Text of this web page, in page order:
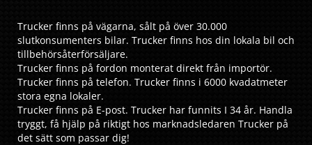
Trucker finns på vägarna, sålt på över 30.000
slutkonsumenters bilar. Trucker finns hos din lokala bil och
tillbehörsåterförsäljare.
Trucker finns på fordon monterat direkt från importör.
Trucker finns på telefon. Trucker finns i 6000 kvadatmeter
stora egna lokaler.
Trucker finns på E-post. Trucker har funnits I 34 år. Handla
tryggt, få hjälp på riktigt hos marknadsledaren Trucker på
det sätt som passar dig!